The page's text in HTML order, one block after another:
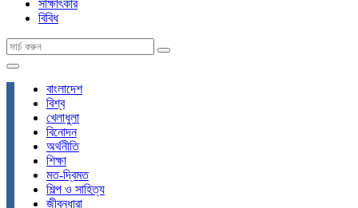
সাক্ষাৎকার
বিবিধ
বাংলাদেশ
বিশ্ব
খেলাধুলা
বিনোদন
অর্থনীতি
শিক্ষা
মত-দ্বিমত
শিল্প ও সাহিত্য
জীবনধারা